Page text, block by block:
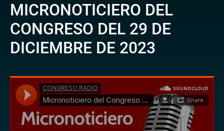
MICRONOTICIERO DEL
CONGRESO DEL 29 DE
DICIEMBRE DE 2023